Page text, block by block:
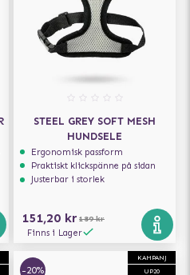
STEEL GREY SOFT MESH
HUNDSELE
Ergonomisk passform
Praktiskt klickspänne på sidan
Justerbar i storlek
151,20 kr 189 kr
Finns i Lager
KAMPANJ
UP20
-20%